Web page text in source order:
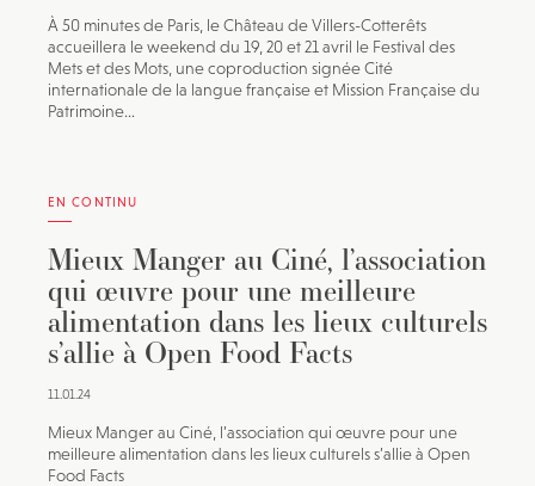
À 50 minutes de Paris, le Château de Villers-Cotterêts
accueillera le weekend du 19, 20 et 21 avril le Festival des
Mets et des Mots, une coproduction signée Cité
internationale de la langue française et Mission Française du
Patrimoine...
EN CONTINU
Mieux Manger au Ciné, l’association
qui œuvre pour une meilleure
alimentation dans les lieux culturels
s’allie à Open Food Facts
11.01.24
Mieux Manger au Ciné, l’association qui œuvre pour une
meilleure alimentation dans les lieux culturels s’allie à Open
Food Facts